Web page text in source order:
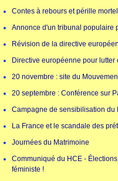
Contes à rebours et pérille
Annonce d'un tribunal populaire
Révision de la directive
Directive européenne pour
20 novembre : site du
20 septembre : Conférence sur
Campagne de sensibilisation du
La France et le scandale des
Journées du Matrimoine
Communiqué du HCE -
féministe !